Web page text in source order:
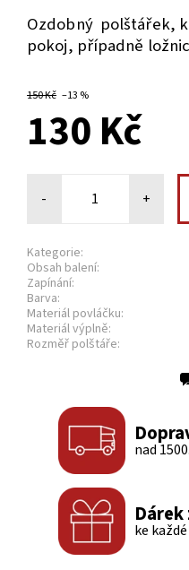
Ozdobný polštářek,
pokoj, případně
150 Kč –13 %
130 Kč
- +
Kategorie:
Obsah balení:
Zapínání:
Barva:
Materiál povláčku:
Materiál výplně:
Rozměř polštáře:
nad
ke